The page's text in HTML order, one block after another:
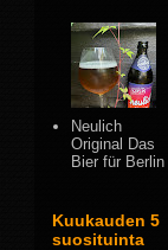
Neulich
Original Das
Bier für Berlin
Kuukauden 5
suosituinta